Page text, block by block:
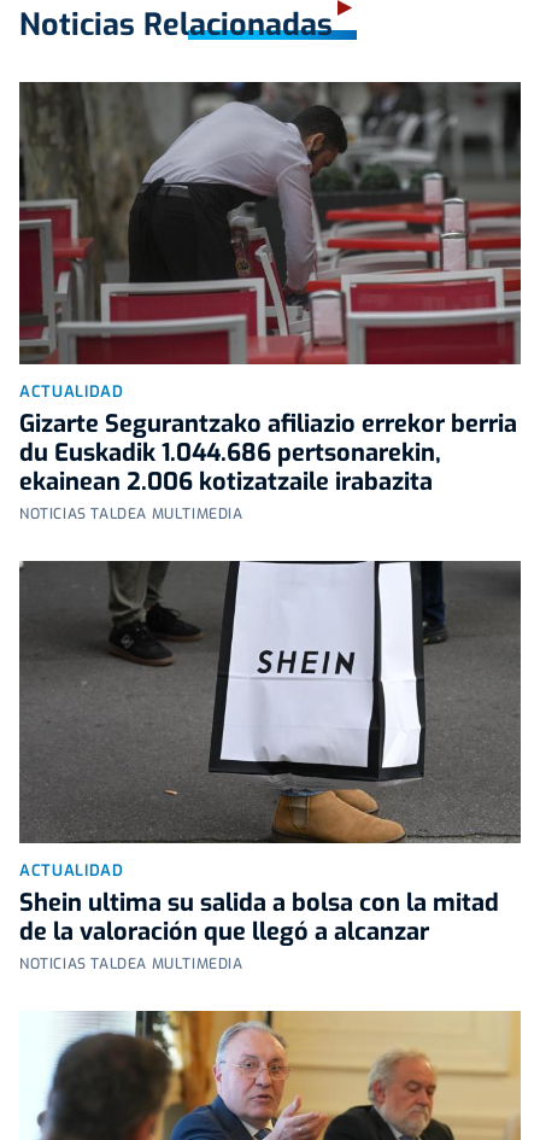
Noticias Relacionadas
ACTUALIDAD
Gizarte Segurantzako afiliazio errekor berria
du Euskadik 1.044.686 pertsonarekin,
ekainean 2.006 kotizatzaile irabazita
NOTICIAS TALDEA MULTIMEDIA
ACTUALIDAD
Shein ultima su salida a bolsa con la mitad
de la valoración que llegó a alcanzar
NOTICIAS TALDEA MULTIMEDIA